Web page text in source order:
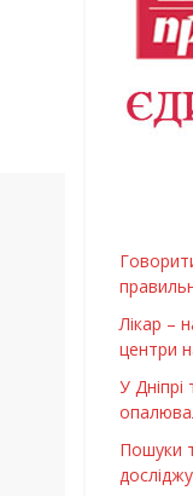
Лікар –
центри
У
Пошуки